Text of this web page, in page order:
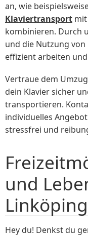
an, wie
Klaviertransport
kombinieren. Durch
und die Nutzung
effizient arbeiten
Vertraue dem
dein Klavier sicher
transportieren.
individuelles
stressfrei und
und
Linköping
Hey du! Denkst du